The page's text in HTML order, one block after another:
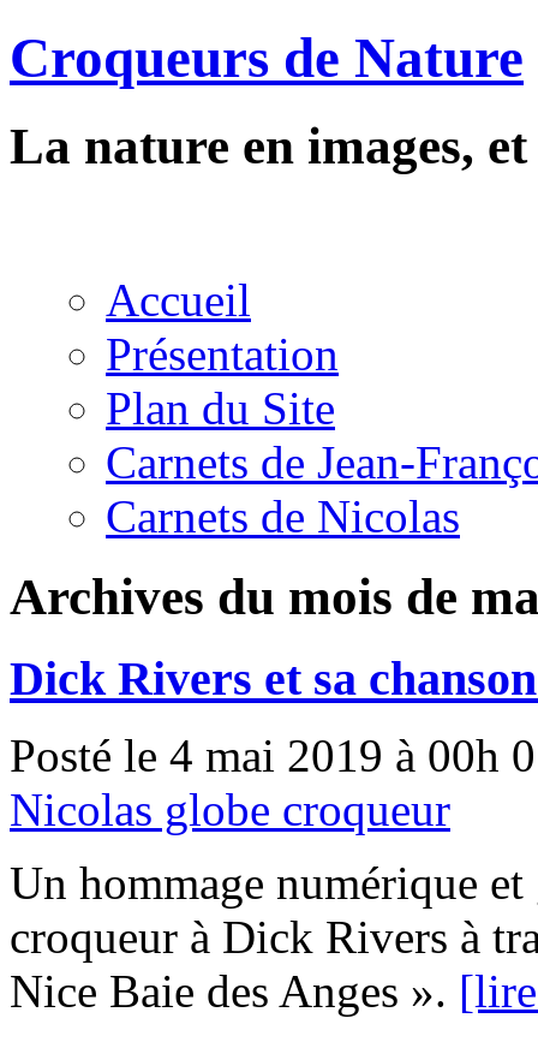
Croqueurs de Nature
La nature en images,
Accueil
Présentation
Plan du Site
Carnets de Jean-
Carnets de Nicolas
Archives du mois de
Dick Rivers et sa
Posté le 4 mai 2019 à 00h
Nicolas globe croqueur
Un hommage numérique
croqueur à Dick Rivers à
Nice Baie des Anges ».